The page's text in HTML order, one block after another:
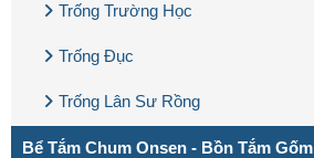
Trống Trường Học
Trống Đục
Trống Lân Sư Rồng
Bể Tắm Chum Onsen - Bồn Tắm Gốm